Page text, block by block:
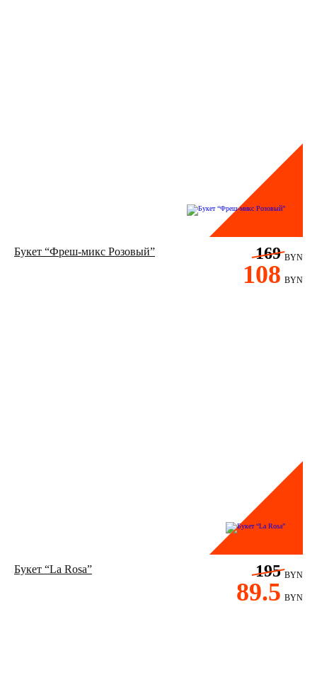
Букет “Фреш-микс Розовый” 169 BYN
108 BYN
Букет “La Rosa” 195 BYN
89.5 BYN